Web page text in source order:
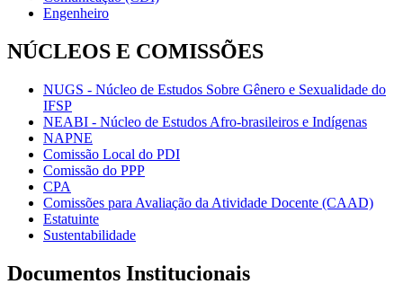
Engenheiro
NÚCLEOS E COMISSÕES
NUGS - Núcleo de Estudos Sobre Gênero e Sexualidade do
IFSP
NEABI - Núcleo de Estudos Afro-brasileiros e Indígenas
NAPNE
Comissão Local do PDI
Comissão do PPP
CPA
Comissões para Avaliação da Atividade Docente (CAAD)
Estatuinte
Sustentabilidade
Documentos Institucionais